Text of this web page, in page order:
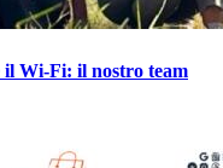
il Wi-Fi: il nostro team